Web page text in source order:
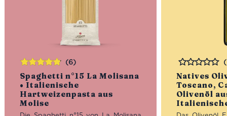
Spaghetti n°15 La Molisana
• Italienische
Hartweizenpasta aus
Molise
(6)
Bewertet
mit4.83
von 5
Natives
Toscano,
Olivenöl
Bewertet